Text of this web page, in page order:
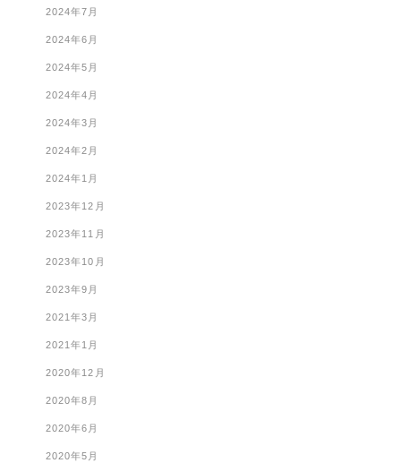
2024年7月
2024年6月
2024年5月
2024年4月
2024年3月
2024年2月
2024年1月
2023年12月
2023年11月
2023年10月
2023年9月
2021年3月
2021年1月
2020年12月
2020年8月
2020年6月
2020年5月